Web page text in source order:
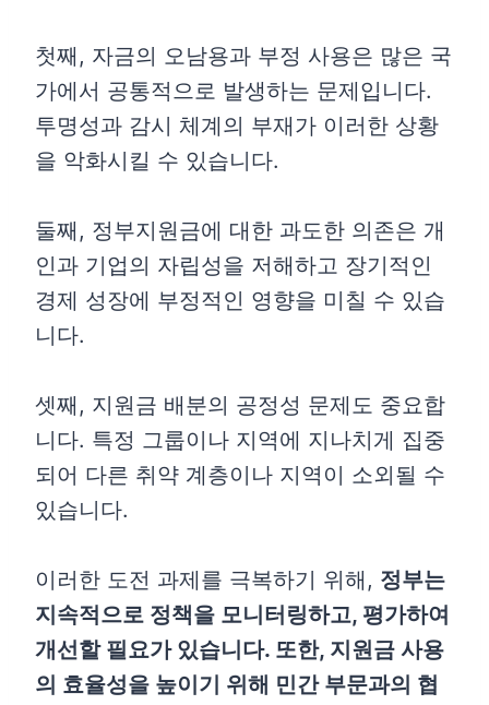
첫째, 자금의 오남용과 부정 사용은 많은 국
가에서 공통적으로 발생하는 문제입니다.
투명성과 감시 체계의 부재가 이러한 상황
을 악화시킬 수 있습니다.
둘째, 정부지원금에 대한 과도한 의존은 개
인과 기업의 자립성을 저해하고 장기적인
경제 성장에 부정적인 영향을 미칠 수 있습
니다.
셋째, 지원금 배분의 공정성 문제도 중요합
니다. 특정 그룹이나 지역에 지나치게 집중
되어 다른 취약 계층이나 지역이 소외될 수
있습니다.
이러한 도전 과제를 극복하기 위해, 정부는
지속적으로 정책을 모니터링하고, 평가하여
개선할 필요가 있습니다. 또한, 지원금 사용
의 효율성을 높이기 위해 민간 부문과의 협